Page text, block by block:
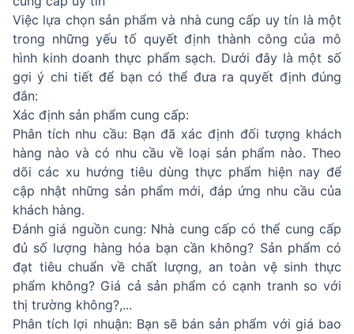
Việc lựa chọn sản phẩm và nhà cung cấp uy tín là một
trong những yếu tố quyết định thành công của mô
hình kinh doanh thực phẩm sạch. Dưới đây là một số
gợi ý chi tiết để bạn có thể đưa ra quyết định đúng
đắn:
Xác định sản phẩm cung cấp:
Phân tích nhu cầu: Bạn đã xác định đối tượng khách
hàng nào và có nhu cầu về loại sản phẩm nào. Theo
dõi các xu hướng tiêu dùng thực phẩm hiện nay để
cập nhật những sản phẩm mới, đáp ứng nhu cầu của
khách hàng.
Đánh giá nguồn cung: Nhà cung cấp có thể cung cấp
đủ số lượng hàng hóa bạn cần không? Sản phẩm có
đạt tiêu chuẩn về chất lượng, an toàn vệ sinh thực
phẩm không? Giá cả sản phẩm có cạnh tranh so với
thị trường không?,...
Phân tích lợi nhuận: Bạn sẽ bán sản phẩm với giá bao